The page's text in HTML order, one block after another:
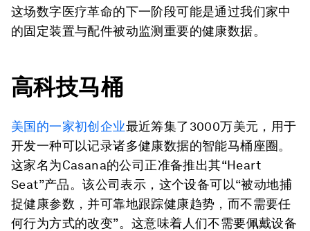
这场数字医疗革命的下一阶段可能是通过我们家中
的固定装置与配件被动监测重要的健康数据。
高科技马桶
美国的一家初创企业最近筹集了3000万美元，用于
开发一种可以记录诸多健康数据的智能马桶座圈。
这家名为Casana的公司正准备推出其“Heart
Seat”产品。该公司表示，这个设备可以“被动地捕
捉健康参数，并可靠地跟踪健康趋势，而不需要任
何行为方式的改变”。这意味着人们不需要佩戴设备